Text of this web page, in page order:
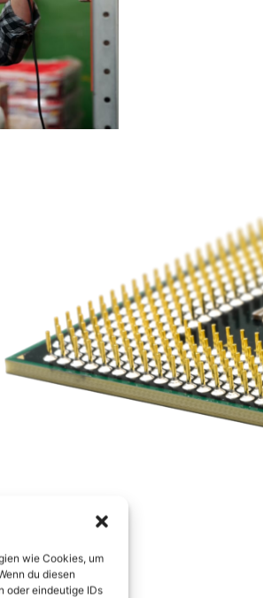
wie Cookies, um
du diesen
oder eindeutige IDs